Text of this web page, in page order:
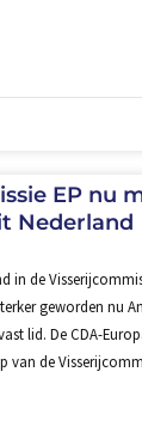
EP nu
Nederland
in de
geworden nu
lid. De CDA-
van de